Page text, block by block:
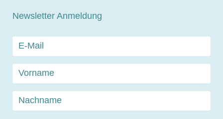
Newsletter Anmeldung